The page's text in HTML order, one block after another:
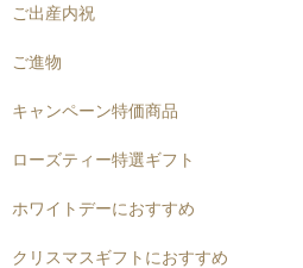
ご出産内祝
ご進物
キャンペーン特価商品
ローズティー特選ギフト
ホワイトデーにおすすめ
クリスマスギフトにおすすめ